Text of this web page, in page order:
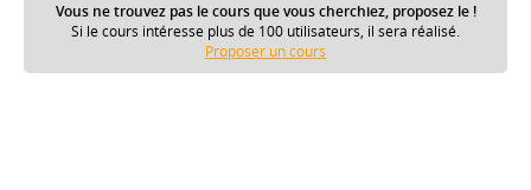
Vous ne trouvez pas le cours que vous cherchiez, proposez le !
Si le cours intéresse plus de 100 utilisateurs, il sera réalisé.
Proposer un cours